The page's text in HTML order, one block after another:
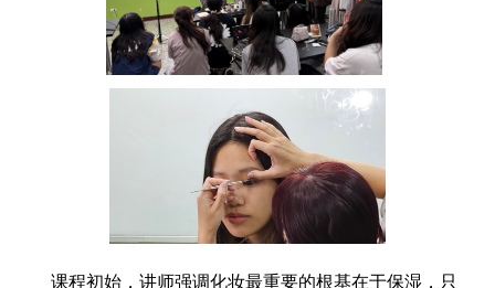
课程初始，讲师强调化妆最重要的根基在于保湿，只